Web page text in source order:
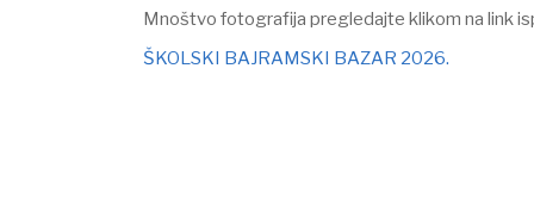
Mnoštvo fotografija pregledajte klikom na link
ŠKOLSKI BAJRAMSKI BAZAR 2026.